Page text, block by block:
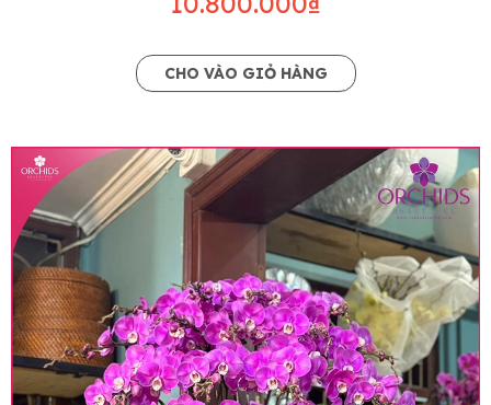
CHO VÀO GIỎ HÀNG